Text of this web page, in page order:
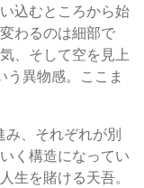
込むところから始
わるのは細部で
、そして空を見上
異物感。ここま
み、それぞれが別
く構造になってい
生を賭ける天吾。